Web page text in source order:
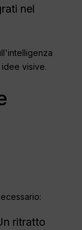
nel
visive.
ritratto